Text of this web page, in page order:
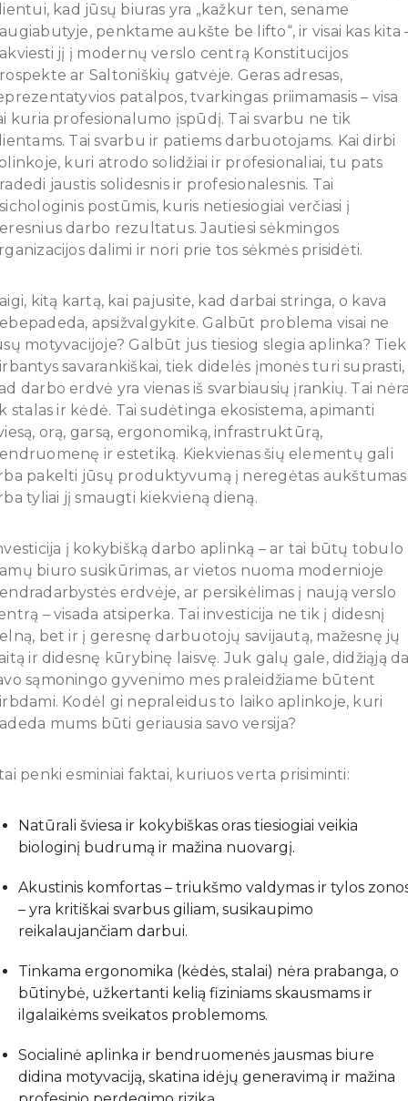
kad jūsų biuras yra „kažkur ten, sename
penktame aukšte be lifto“, ir visai kas kita
jį į modernų verslo centrą Konstitucijos
ar Saltoniškių gatvėje. Geras adresas,
patalpos, tvarkingas priimamasis – visa
kuria profesionalumo įspūdį. Tai svarbu ne tik
Tai svarbu ir patiems darbuotojams. Kai dirbi
kuri atrodo solidžiai ir profesionaliai, tu pats
jaustis solidesnis ir profesionalesnis. Tai
postūmis, kuris netiesiogiai verčiasi į
darbo rezultatus. Jautiesi sėkmingos
dalimi ir nori prie tos sėkmės prisidėti.
kitą kartą, kai pajusite, kad darbai stringa, o kava
apsižvalgykite. Galbūt problema visai ne
motyvacijoje? Galbūt jus tiesiog slegia aplinka? Tiek
savarankiškai, tiek didelės įmonės turi suprasti,
darbo erdvė yra vienas iš svarbiausių įrankių. Tai
stalas ir kėdė. Tai sudėtinga ekosistema, apimanti
orą, garsą, ergonomiką, infrastruktūrą,
ir estetiką. Kiekvienas šių elementų gali
pakelti jūsų produktyvumą į neregėtas
tyliai jį smaugti kiekvieną dieną.
į kokybišką darbo aplinką – ar tai būtų tobulo
biuro susikūrimas, ar vietos nuoma modernioje
erdvėje, ar persikėlimas į naują verslo
– visada atsiperka. Tai investicija ne tik į didesnį
bet ir į geresnę darbuotojų savijautą, mažesnę jų
ir didesnę kūrybinę laisvę. Juk galų gale, didžiąją
sąmoningo gyvenimo mes praleidžiame būtent
Kodėl gi nepraleidus to laiko aplinkoje, kuri
mums būti geriausia savo versija?
penki esminiai faktai, kuriuos verta prisiminti:
Natūrali šviesa ir kokybiškas oras tiesiogiai veikia
biologinį budrumą ir mažina nuovargį.
Akustinis komfortas – triukšmo valdymas ir tylos
– yra kritiškai svarbus giliam, susikaupimo
reikalaujančiam darbui.
Tinkama ergonomika (kėdės, stalai) nėra prabanga, o
būtinybė, užkertanti kelią fiziniams skausmams ir
ilgalaikėms sveikatos problemoms.
Socialinė aplinka ir bendruomenės jausmas biure
didina motyvaciją, skatina idėjų generavimą ir mažina